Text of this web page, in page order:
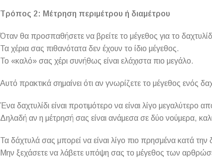
Τρόπος 2: Μέτρηση περιμέτρου ή διαμέτρου
Όταν θα προσπαθήσετε να βρείτε το μέγεθος για το
Τα χέρια σας πιθανότατα δεν έχουν το ίδιο μέγεθος.
Το «καλό» σας χέρι συνήθως είναι ελάχιστα πιο μεγάλο.
Αυτό πρακτικά σημαίνει ότι αν γνωρίζετε το μέγεθος ενός
Ένα δαχτυλίδι είναι προτιμότερο να είναι λίγο μεγαλύτερο
Δηλαδή αν η μέτρησή σας είναι ανάμεσα σε δύο νούμερα,
Τα δάχτυλά σας μπορεί να είναι λίγο πιο πρησμένα κατά την
Μην ξεχάσετε να λάβετε υπόψη σας το μέγεθος των